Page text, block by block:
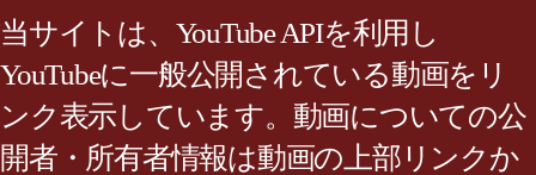
当サイトは、YouTube APIを利用し
YouTubeに一般公開されている動画をリ
ンク表示しています。動画についての公
開者・所有者情報は動画の上部リンクか